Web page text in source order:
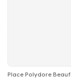
Place Polydore